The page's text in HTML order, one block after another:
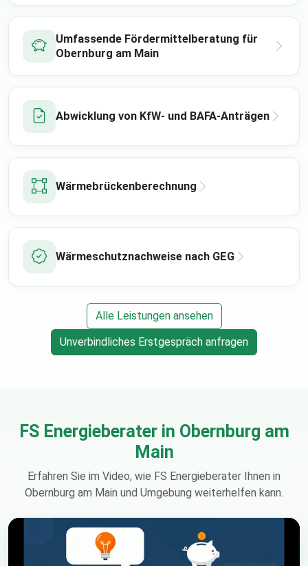
Umfassende Fördermittelberatung für
Obernburg am Main
Abwicklung von KfW- und BAFA-Anträgen
Wärmebrückenberechnung
Wärmeschutznachweise nach GEG
Alle Leistungen ansehen
Unverbindliches Erstgespräch anfragen
FS Energieberater in Obernburg am
Main
Erfahren Sie im Video, wie FS Energieberater Ihnen in
Obernburg am Main und Umgebung weiterhelfen kann.